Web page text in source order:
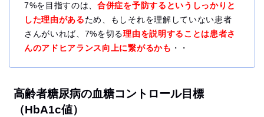
7%を目指すのは、合併症を予防するというしっかりと
した理由がある ため、もしそれを理解していない患者
さんがいれば、7%を切る理由を説明することは患者さ
んのアドヒアランス向上に繋がるかも ・・
高齢者糖尿病の血糖コントロール目標
（HbA1c値）